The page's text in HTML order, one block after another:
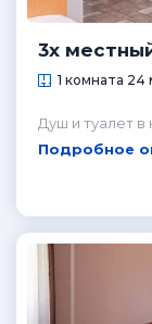
3х
1 комната 24
Душ и туалет в
Подробное